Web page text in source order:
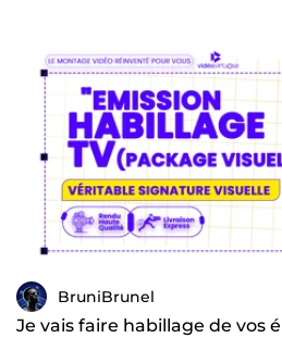
BruniBrunel
Je vais faire habillage de vos